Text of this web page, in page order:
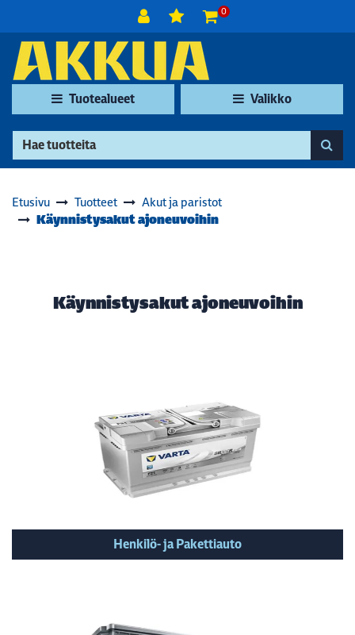
0
Tuotealueet Valikko
Etusivu Tuotteet Akut ja paristot
Käynnistysakut ajoneuvoihin
Käynnistysakut ajoneuvoihin
Henkilö- ja Pakettiauto